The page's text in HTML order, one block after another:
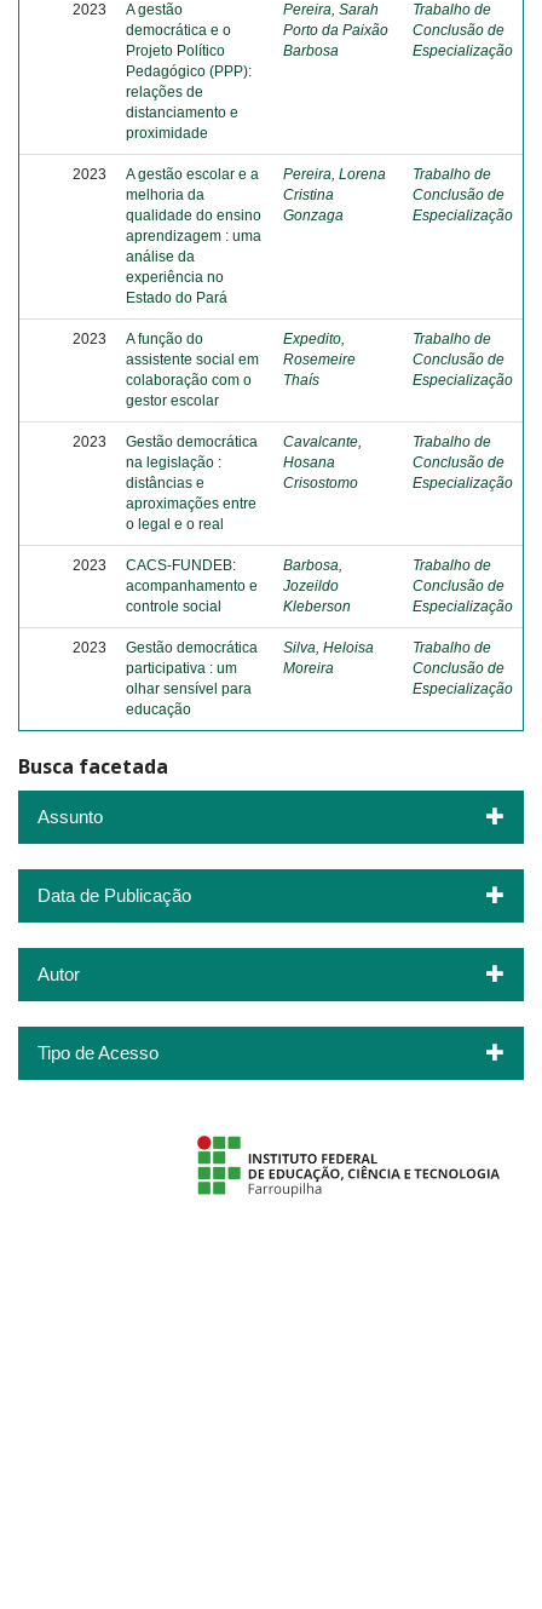
2023
A gestão
democrática e o
Projeto Político
Pedagógico (PPP):
relações de
distanciamento e
proximidade
Pereira, Sarah
Porto da Paixão
Barbosa
Trabalho de
Conclusão de
Especialização
2023
A gestão escolar e a
melhoria da
qualidade do ensino
aprendizagem : uma
análise da
experiência no
Estado do Pará
Pereira, Lorena
Cristina
Gonzaga
Trabalho de
Conclusão de
Especialização
2023
A função do
assistente social em
colaboração com o
gestor escolar
Expedito,
Rosemeire
Thaís
Trabalho de
Conclusão de
Especialização
2023
Gestão democrática
na legislação :
distâncias e
aproximações entre
o legal e o real
Cavalcante,
Hosana
Crisostomo
Trabalho de
Conclusão de
Especialização
2023
CACS-FUNDEB:
acompanhamento e
controle social
Barbosa,
Jozeildo
Kleberson
Trabalho de
Conclusão de
Especialização
2023
Gestão democrática
participativa : um
olhar sensível para
educação
Silva, Heloisa
Moreira
Trabalho de
Conclusão de
Especialização
Busca facetada
Assunto
Data de Publicação
Autor
Tipo de Acesso